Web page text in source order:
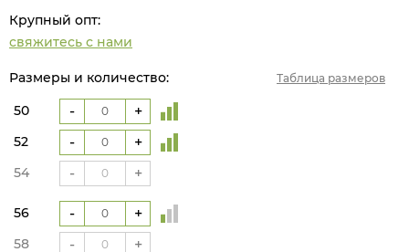
Крупный опт:
свяжитесь с нами
Размеры и количество: Таблица размеров
50 +
-
52 +
-
54 +
-
56 +
-
58 +
-